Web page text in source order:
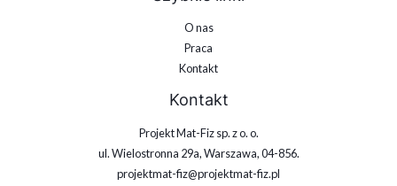
O nas
Praca
Kontakt
Kontakt
Projekt Mat-Fiz sp. z o. o.
ul. Wielostronna 29a, Warszawa, 04-856.
projektmat-fiz@projektmat-fiz.pl